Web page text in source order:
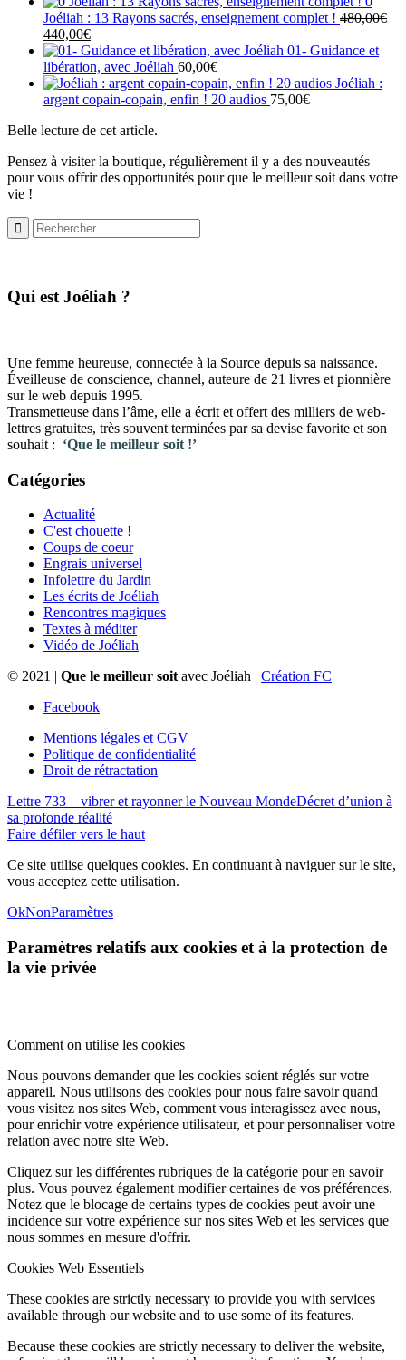
Joéliah : 13 Rayons sacrés, enseignement complet ! 480,00€
Le
prix
initial
était :
480,00€.
440,00€Le
prix
actuel
est :
440,00€.
01- Guidance et
libération, avec Joéliah 60,00€
Joéliah :
argent copain-copain, enfin ! 20 audios 75,00€
Belle lecture de cet article.
Pensez à visiter la boutique, régulièrement il y a des nouveautés
pour vous offrir des opportunités pour que le meilleur soit dans votre
vie !
​Qui est Joéliah ?
Une femme heureuse, connectée à la Source depuis sa naissance.
Éveilleuse de conscience, channel, auteure de 21 livres et pionnière
sur le web depuis 1995.
Transmetteuse dans l’âme, elle a écrit et offert des milliers de web-
lettres gratuites, très souvent terminées par sa devise favorite et son
souhait : ‘Que le meilleur soit !’
Catégories
Actualité
C'est chouette !
Coups de coeur
Engrais universel
Infolettre du Jardin
Les écrits de Joéliah
Rencontres magiques
Textes à méditer
Vidéo de Joéliah
© 2021 | Que le meilleur soit avec Joéliah | Création FC
Facebook
Mentions légales et CGV
Politique de confidentialité
Droit de rétractation
Lettre 733 – vibrer et rayonner le Nouveau MondeDécret d’union à
sa profonde réalité
Faire défiler vers le haut
Ce site utilise quelques cookies. En continuant à naviguer sur le site,
vous acceptez cette utilisation.
OkNonParamètres
Paramètres relatifs aux cookies et à la protection de
la vie privée
Comment on utilise les cookies
Nous pouvons demander que les cookies soient réglés sur votre
appareil. Nous utilisons des cookies pour nous faire savoir quand
vous visitez nos sites Web, comment vous interagissez avec nous,
pour enrichir votre expérience utilisateur, et pour personnaliser votre
relation avec notre site Web.
Cliquez sur les différentes rubriques de la catégorie pour en savoir
plus. Vous pouvez également modifier certaines de vos préférences.
Notez que le blocage de certains types de cookies peut avoir une
incidence sur votre expérience sur nos sites Web et les services que
nous sommes en mesure d'offrir.
Cookies Web Essentiels
These cookies are strictly necessary to provide you with services
available through our website and to use some of its features.
Because these cookies are strictly necessary to deliver the website,